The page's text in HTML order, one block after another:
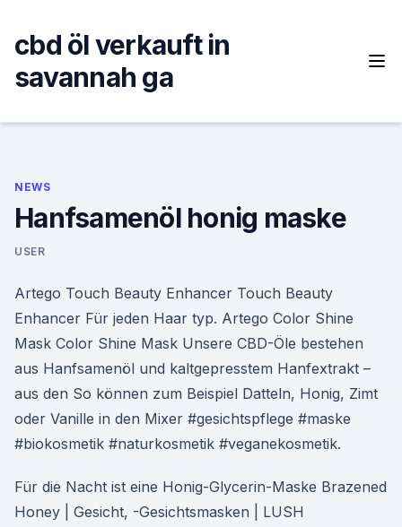
content
cbd öl verkauft in
savannah ga
NEWS
Hanfsamenöl honig maske
USER
Artego Touch Beauty Enhancer Touch Beauty
Enhancer Für jeden Haar typ. Artego Color Shine
Mask Color Shine Mask Unsere CBD-Öle bestehen
aus Hanfsamenöl und kaltgepresstem Hanfextrakt –
aus den So können zum Beispiel Datteln, Honig, Zimt
oder Vanille in den Mixer #gesichtspflege #maske
#biokosmetik #naturkosmetik #veganekosmetik.
Für die Nacht ist eine Honig-Glycerin-Maske Brazened
Honey | Gesicht, -Gesichtsmasken | LUSH